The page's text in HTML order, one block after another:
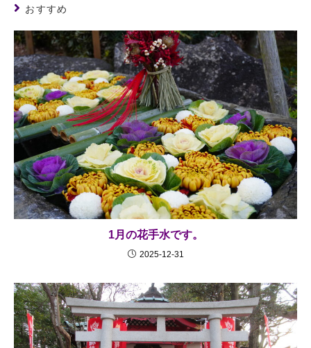
おすすめ
1月の花手水です。
2025-12-31